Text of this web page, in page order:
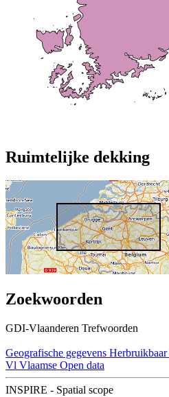
Ruimtelijke dekking
Zoekwoorden
GDI-Vlaanderen Trefwoorden
Geografische gegevens Herbruikbaar
Vl Vlaamse Open data
INSPIRE - Spatial scope